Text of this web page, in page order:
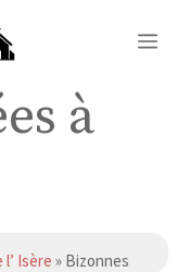
à
Isère » Bizonnes